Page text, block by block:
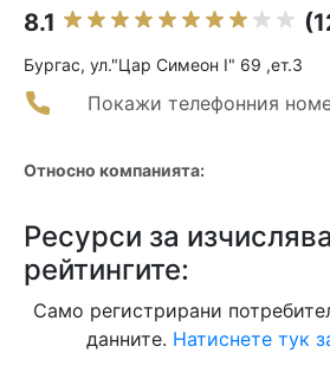
8.1
Бургас, ул."Цар Симеон I" 69 ,ет.3
Покажи телефонния
Относно компанията:
Ресурси за
рейтингите:
Само регистрирани
данните. Натиснете тук